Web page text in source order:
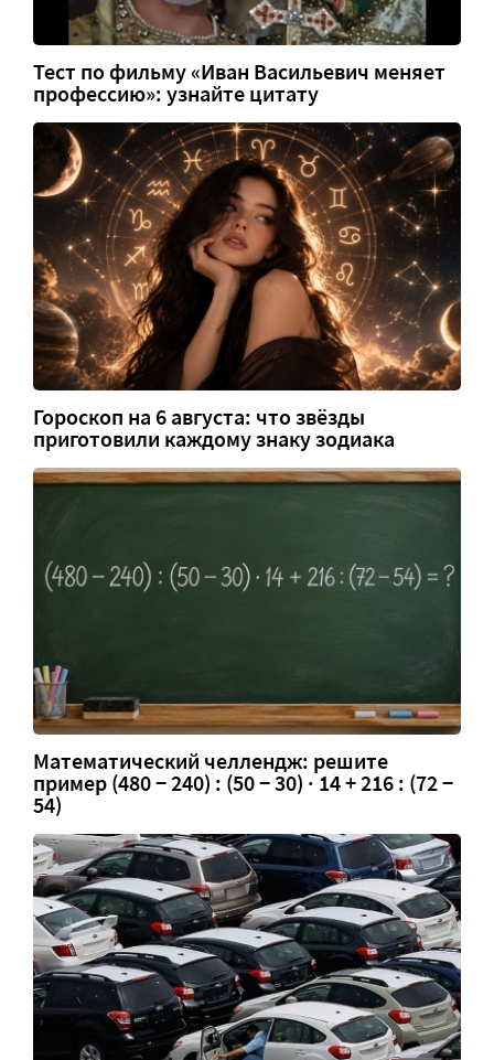
Тест по фильму «Иван Васильевич меняет
профессию»: узнайте цитату
Гороскоп на 6 августа: что звёзды
приготовили каждому знаку зодиака
Математический челлендж: решите
пример (480 − 240) : (50 − 30) · 14 + 216 : (72 −
54)